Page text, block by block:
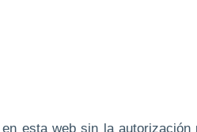
esta web sin la